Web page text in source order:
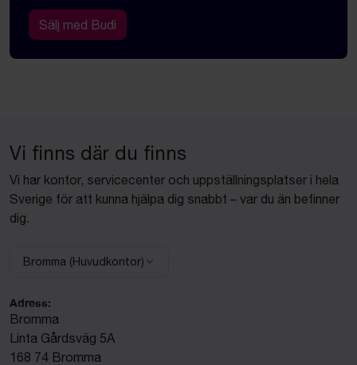
Sälj med Budi
Vi finns där du finns
Vi har kontor, servicecenter och uppställningsplatser i hela
Sverige för att kunna hjälpa dig snabbt – var du än befinner
dig.
Välj anläggning:
Bromma (Huvudkontor)
Adress:
Bromma
Linta Gårdsväg 5A
168 74 Bromma